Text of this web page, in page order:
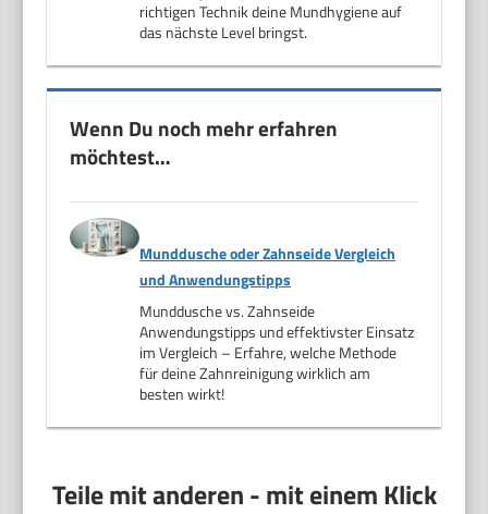
richtigen Technik deine Mundhygiene auf
das nächste Level bringst.
Wenn Du noch mehr erfahren
möchtest…
Munddusche oder Zahnseide Vergleich
und Anwendungstipps
Munddusche vs. Zahnseide
Anwendungstipps und effektivster Einsatz
im Vergleich – Erfahre, welche Methode
für deine Zahnreinigung wirklich am
besten wirkt!